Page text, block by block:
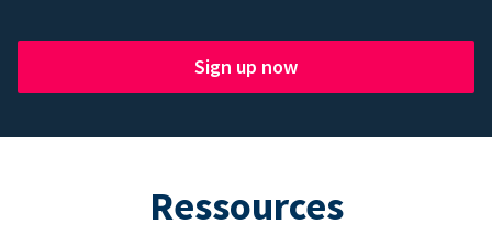
Sign up now
Ressources